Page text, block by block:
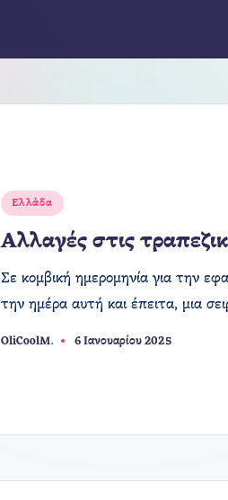
Αναρτήθηκε
Ελλάδα
Αλλαγές στις
Σε κομβική ημερομηνία για την
την ημέρα αυτή και έπειτα, μια
Συγγραφέας:
OliCoolM. 6 Ιανουαρίου 2025